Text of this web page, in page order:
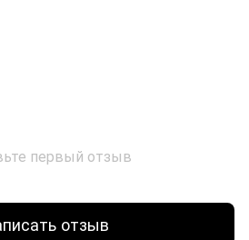
первый отзыв
отзыв